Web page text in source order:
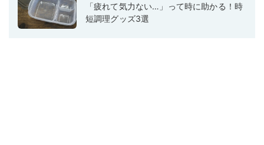
「疲れて気力ない…」って時に助かる！時
短調理グッズ3選